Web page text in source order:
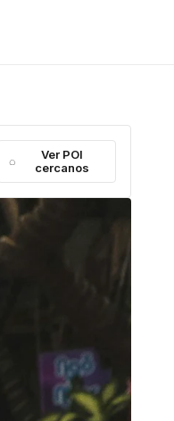
Ver POI
cercanos